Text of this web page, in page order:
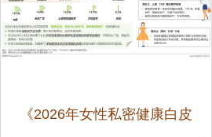
《2026年女性私密健康白皮